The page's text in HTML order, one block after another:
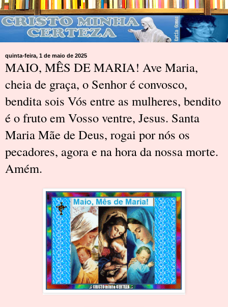
quinta-feira, 1 de maio de 2025
MAIO, MÊS DE MARIA! Ave Maria,
cheia de graça, o Senhor é convosco,
bendita sois Vós entre as mulheres, bendito
é o fruto em Vosso ventre, Jesus. Santa
Maria Mãe de Deus, rogai por nós os
pecadores, agora e na hora da nossa morte.
Amém.